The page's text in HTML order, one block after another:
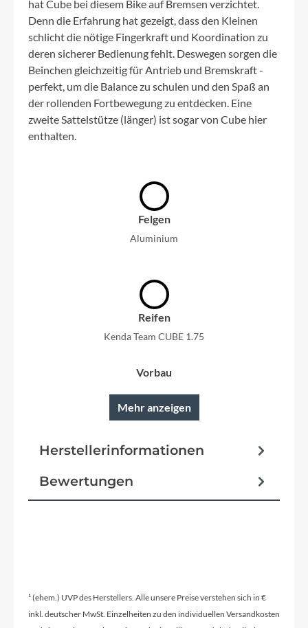
hat Cube bei diesem Bike auf Bremsen verzichtet.
Denn die Erfahrung hat gezeigt, dass den Kleinen
schlicht die nötige Fingerkraft und Koordination zu
deren sicherer Bedienung fehlt. Deswegen sorgen die
Beinchen gleichzeitig für Antrieb und Bremskraft -
perfekt, um die Balance zu schulen und den Spaß an
der rollenden Fortbewegung zu entdecken. Eine
zweite Sattelstütze (länger) ist sogar von Cube hier
enthalten.
Felgen
Aluminium
Reifen
Kenda Team CUBE 1.75
Vorbau
CUBE Aluminium
Mehr anzeigen
Herstellerinformationen
Bewertungen
¹ (ehem.) UVP des Herstellers. Alle unsere Preise verstehen sich in €
inkl. deutscher MwSt. Einzelheiten zu den individuellen Versandkosten